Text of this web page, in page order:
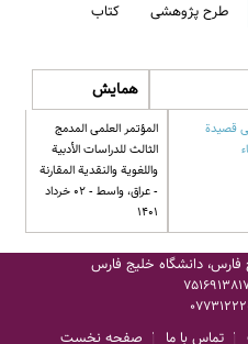
طرح پژوهشی
کتاب
همایش
قصیدة
المؤتمر العلمی المدمج
الثالث للدراسات الأدبیة
واللغویة والنقدیة المقارنة
- عراق، واسط - 02 خرداد
1401
فارس، دانشگاه خلیج فارس
صفحه نخست تماس با ما